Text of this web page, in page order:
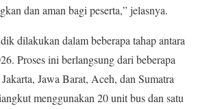
dan aman bagi peserta,” jelasnya.
dilakukan dalam beberapa tahap antara
Proses ini berlangsung dari beberapa
Jawa Barat, Aceh, dan Sumatra
menggunakan 20 unit bus dan satu